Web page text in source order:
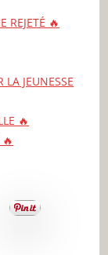
REJETÉ 🔥
JEUNESSE
🔥